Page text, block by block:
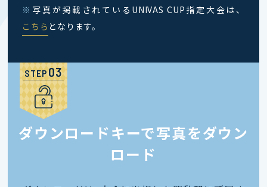
※ 写真が掲載されているUNIVAS CUP指定大会は、
こちら となります。
STEP
ダウンロードキーで写真をダウン
ロード